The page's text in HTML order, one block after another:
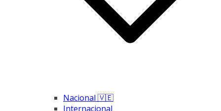
Nacional 🇻🇪
Internacional